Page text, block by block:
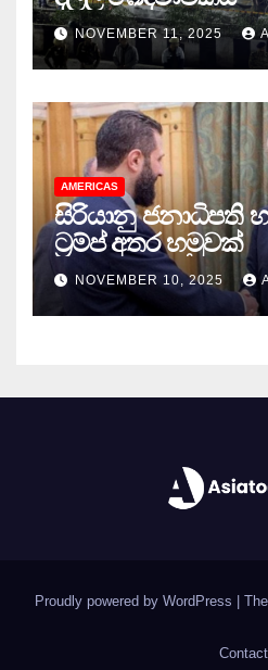
NOVEMBER 11, 2025
AMERICAS
සිරියානු ජනාධිපති
ට්‍රම්ප් අතර හමුවක්
NOVEMBER 10, 2025
Proudly powered by WordPress |
Contact